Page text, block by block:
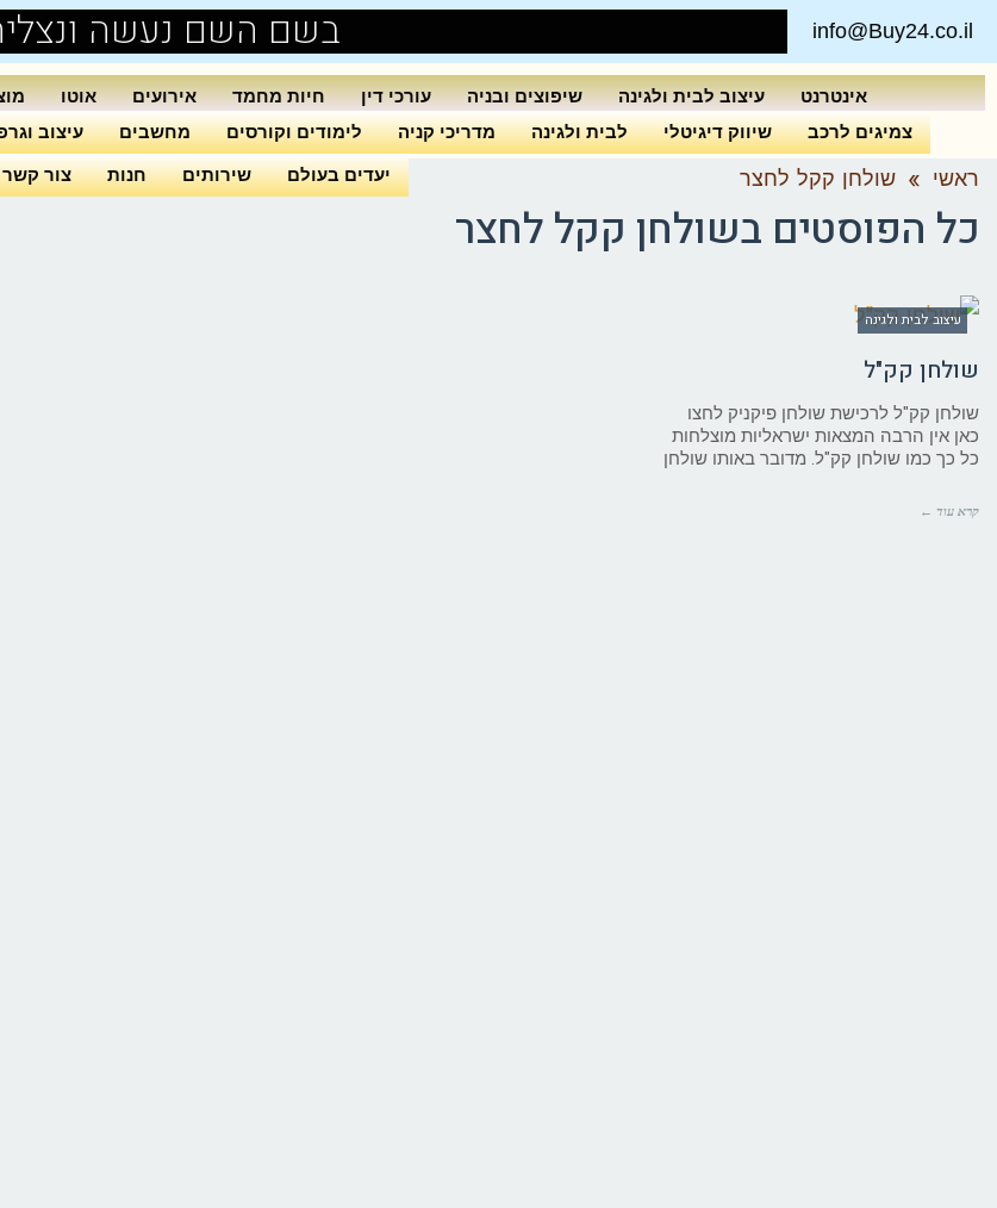
info@Buy24.co.il בשם השם נעשה
אינטרנט עיצוב לבית ולגינה שיפוצים ובניה עורכי דין חיות מחמד אירועים אוטו
צמיגים לרכב
שיווק דיגיטלי לבית ולגינה מדריכי קניה לימודים וקורסים מחשבים עיצוב
יעדים בעולם שירותים חנות צור קשר ראשי » שולחן קקל לחצר
כל הפוסטים בשולחן קקל לחצר
עיצוב לבית ולגינה
שולחן קק"ל
שולחן קק"ל לרכישת שולחן פיקניק לחצו
כאן אין הרבה המצאות ישראליות מוצלחות
כל כך כמו שולחן קק"ל. מדובר באותו שולחן
קרא עוד ←